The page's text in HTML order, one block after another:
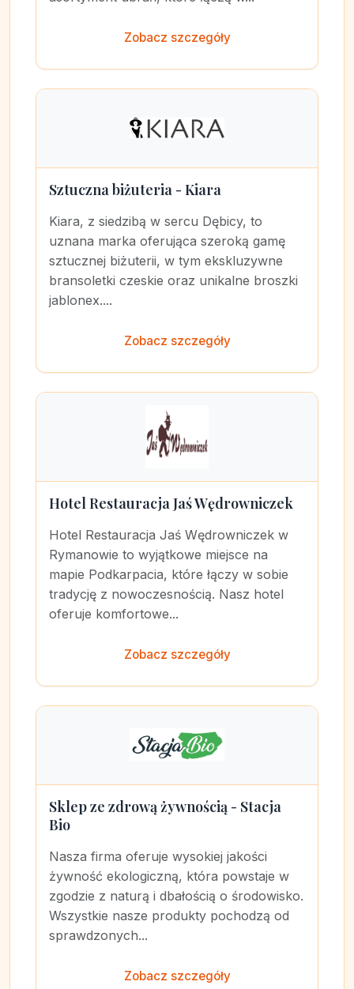
Zobacz szczegóły
Sztuczna biżuteria - Kiara
Kiara, z siedzibą w sercu Dębicy, to
uznana marka oferująca szeroką gamę
sztucznej biżuterii, w tym ekskluzywne
bransoletki czeskie oraz unikalne broszki
jablonex....
Zobacz szczegóły
Hotel Restauracja Jaś Wędrowniczek
Hotel Restauracja Jaś Wędrowniczek w
Rymanowie to wyjątkowe miejsce na
mapie Podkarpacia, które łączy w sobie
tradycję z nowoczesnością. Nasz hotel
oferuje komfortowe...
Zobacz szczegóły
Sklep ze zdrową żywnością - Stacja
Bio
Nasza firma oferuje wysokiej jakości
żywność ekologiczną, która powstaje w
zgodzie z naturą i dbałością o środowisko.
Wszystkie nasze produkty pochodzą od
sprawdzonych...
Zobacz szczegóły